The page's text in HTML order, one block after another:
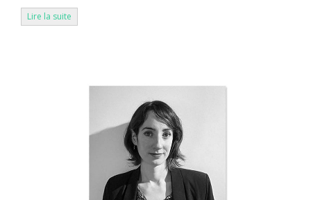
Lire la suite